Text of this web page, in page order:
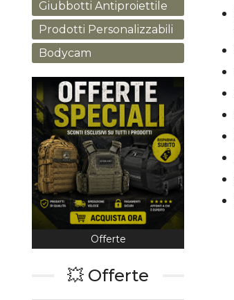
Giubbotti Antiproiettile
Prodotti Personalizzabili
Bodycam
Offerte
💥 Offerte